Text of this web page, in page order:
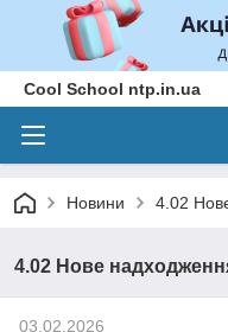
Cool School ntp.in.ua
Новини 4.02
4.02 Нове
03.02.2026